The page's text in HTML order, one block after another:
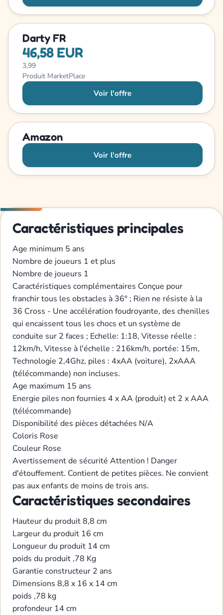
Darty FR
46,58 EUR
3,99
Produit MarketPlace
Voir l'offre
Amazon
Voir l'offre
Caractéristiques principales
Age minimum 5 ans
Nombre de joueurs 1 et plus
Nombre de joueurs 1
Caractéristiques complémentaires Conçue pour
franchir tous les obstacles à 36° ; Rien ne résiste à la
36 Cross - Une accélération foudroyante, des chenilles
qui encaissent tous les chocs et un système de
conduite sur 2 faces ; Echelle: 1:18, Vitesse réelle :
12km/h, Vitesse à l'échelle : 216km/h, portée: 15m,
Technologie 2,4Ghz, piles : 4xAA (voiture), 2xAAA
(télécommande) non incluses.
Age maximum 15 ans
Energie piles non fournies 4 x AA (produit) et 2 x AAA
(télécommande)
Disponibilité des pièces détachées N/A
Coloris Rose
Couleur Rose
Avertissement de sécurité Attention ! Danger
d'étouffement. Contient de petites pièces. Ne convient
pas aux enfants de moins de trois ans.
Caractéristiques secondaires
Hauteur du produit8,8 cm
Largeur du produit 16 cm
Longueur du produit 14 cm
poids du produit ,78 Kg
Garantie constructeur 2 ans
Dimensions 8,8 x 16 x 14 cm
poids ,78 kg
profondeur 14 cm